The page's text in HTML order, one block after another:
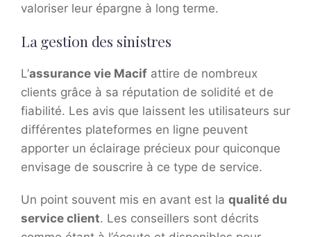
valoriser leur épargne à long terme.
La gestion des sinistres
L’assurance vie Macif attire de nombreux
clients grâce à sa réputation de solidité et de
fiabilité. Les avis que laissent les utilisateurs sur
différentes plateformes en ligne peuvent
apporter un éclairage précieux pour quiconque
envisage de souscrire à ce type de service.
Un point souvent mis en avant est la qualité du
service client. Les conseillers sont décrits